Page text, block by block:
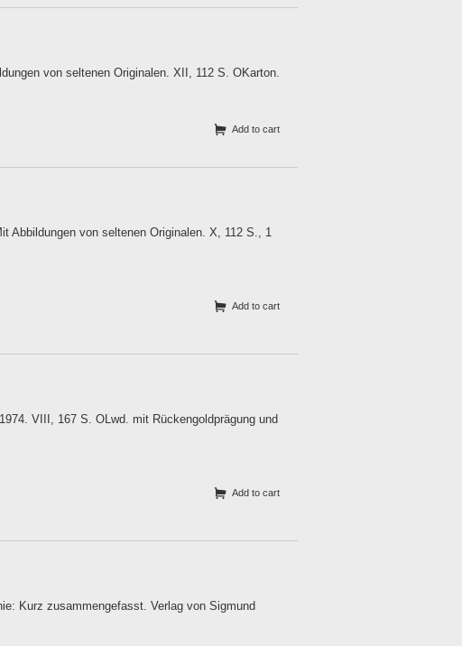
von seltenen Originalen. XII, 112 S. OKarton.
Add to cart
Abbildungen von seltenen Originalen. X, 112 S., 1
Add to cart
VIII, 167 S. OLwd. mit Rückengoldprägung und
Add to cart
Kurz zusammengefasst. Verlag von Sigmund